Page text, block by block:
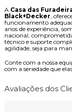
A Casa das
Black+Decker,
funcionamento
anos de experiência,
nacional,
técnico e suporte
agilidade, seja para
Conte com a nossa
com a seriedade que
Avaliações dos